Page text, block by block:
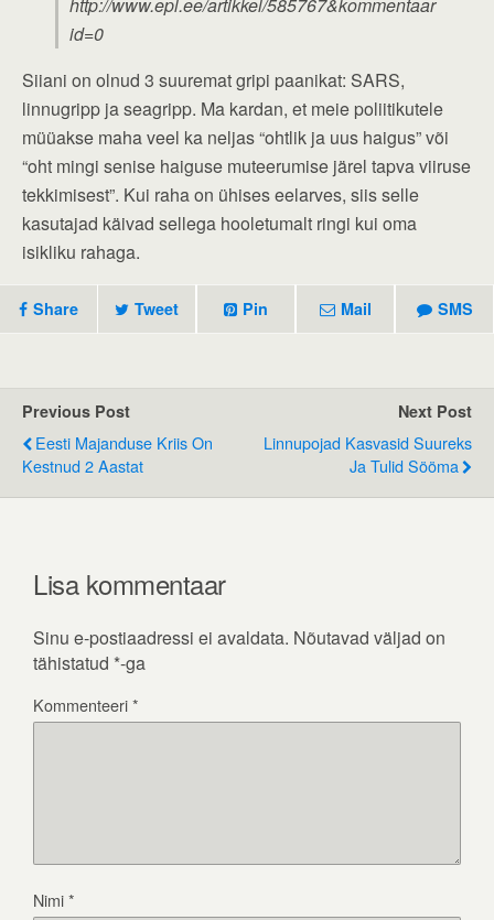
id=0
Siiani on olnud 3 suuremat gripi paanikat: SARS,
linnugripp ja seagripp. Ma kardan, et meie poliitikutele
müüakse maha veel ka neljas “ohtlik ja uus haigus” või
“oht mingi senise haiguse muteerumise järel tapva viiruse
tekkimisest”. Kui raha on ühises eelarves, siis selle
kasutajad käivad sellega hooletumalt ringi kui oma
isikliku rahaga.
Share Tweet Pin Mail SMS
Previous Post
Eesti Majanduse Kriis On
Kestnud 2 Aastat
Next Post
Linnupojad Kasvasid Suureks
Ja Tulid Sööma
Lisa kommentaar
Sinu e-postiaadressi ei avaldata. Nõutavad väljad on
tähistatud *-ga
Kommenteeri*
Nimi*